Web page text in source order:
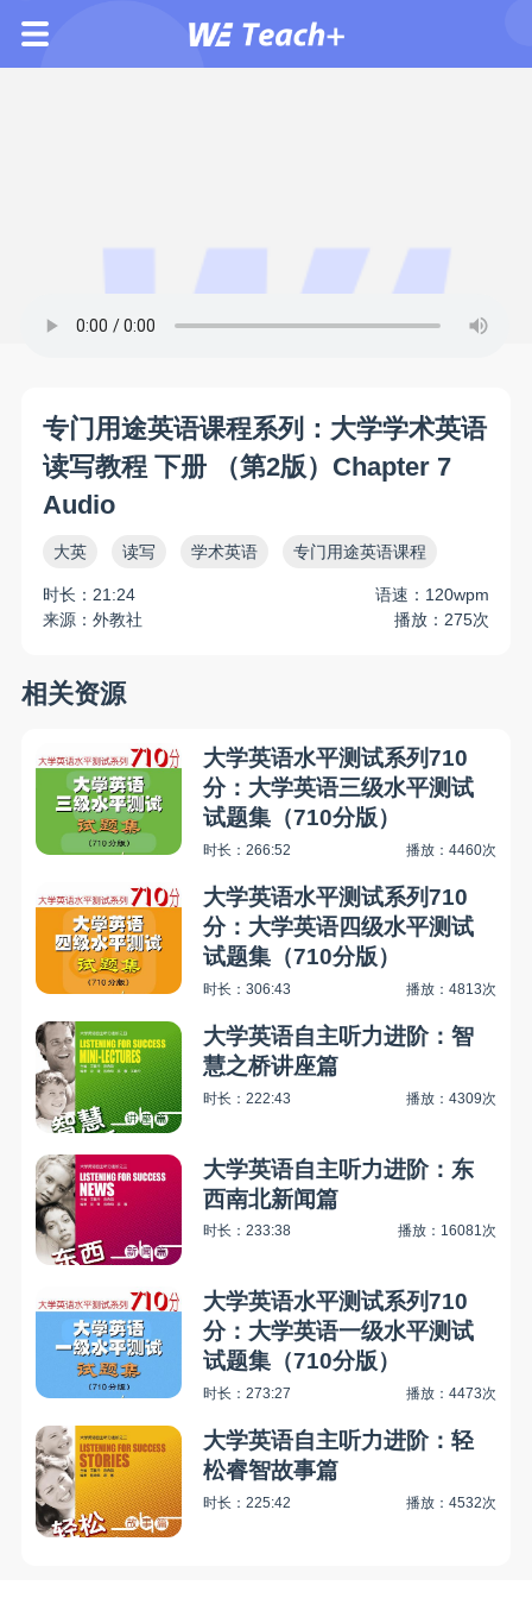
专门用途英语课程系列：大学学术英语
读写教程 下册 （第2版）Chapter 7
Audio
大英 读写 学术英语 专门用途英语课程
时长：21:24
语速：120wpm
来源：外教社
播放：275次
相关资源
大学英语水平测试系列710
分：大学英语三级水平测试
试题集（710分版）
时长：266:52 播放：4460次
大学英语水平测试系列710
分：大学英语四级水平测试
试题集（710分版）
时长：306:43 播放：4813次
大学英语自主听力进阶：智
慧之桥讲座篇
时长：222:43 播放：4309次
大学英语自主听力进阶：东
西南北新闻篇
时长：233:38 播放：16081次
大学英语水平测试系列710
分：大学英语一级水平测试
试题集（710分版）
时长：273:27 播放：4473次
大学英语自主听力进阶：轻
松睿智故事篇
时长：225:42 播放：4532次